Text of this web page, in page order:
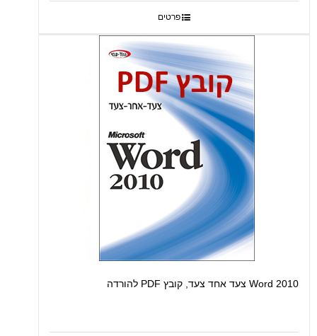
פרטים
Word 2010 צעד אחד צעד, קובץ PDF להורדה